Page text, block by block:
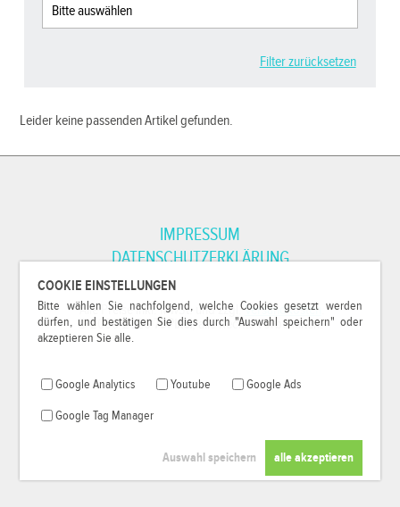
COOKIE EINSTELLUNGEN
Bitte wählen Sie nachfolgend, welche Cookies gesetzt werden
dürfen, und bestätigen Sie dies durch "Auswahl speichern" oder
akzeptieren Sie alle.
Google Analytics Youtube Google Ads
Google Tag Manager
Filter zurücksetzen
Leider keine passenden Artikel gefunden.
IMPRESSUM
DATENSCHUTZERKLÄRUNG
*Alle Preise inkl. MwSt. und zzgl.Versandkosten
© 2000-2026 79Pixel, alle Rechte vorbehalten.